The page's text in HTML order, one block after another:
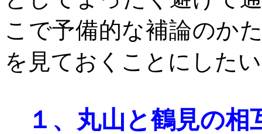
こで予備的な補論のか
を見ておくことにした
１、 丸山と鶴見の相